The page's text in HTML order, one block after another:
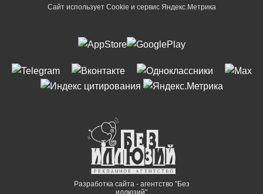
Сайт использует Cookie и сервиc Яндекс.Метрика
Разработка сайта - агентство "Без
иллюзий"